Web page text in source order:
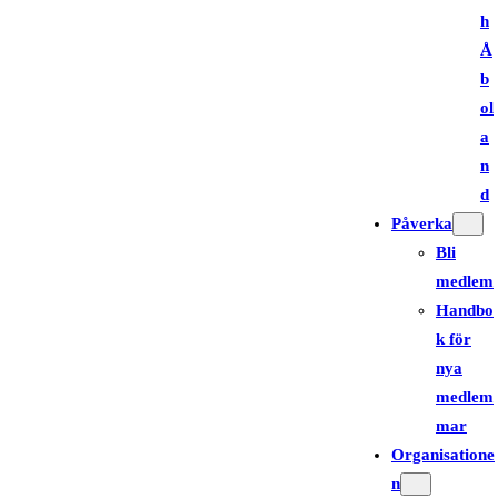
h
Å
b
ol
a
n
d
Påverka
Bli
medlem
Handbo
k för
nya
medlem
mar
Organisatione
n